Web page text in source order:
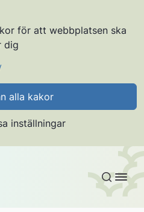
för att webbplatsen ska
dig
alla kakor
inställningar